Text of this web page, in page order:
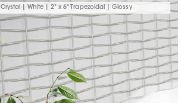
Crystal | White | 2" x 6" Trapezoidal | Glossy